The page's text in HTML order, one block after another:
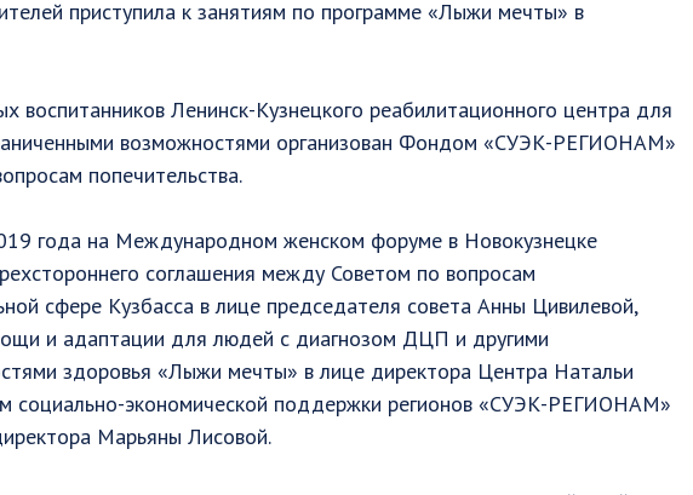
приступила к занятиям по программе «Лыжи мечты» в
воспитанников Ленинск-Кузнецкого реабилитационного центра для
возможностями организован Фондом «СУЭК-РЕГИОНАМ»
попечительства.
года на Международном женском форуме в Новокузнецке
соглашения между Советом по вопросам
сфере Кузбасса в лице председателя совета Анны Цивилевой,
и адаптации для людей с диагнозом ДЦП и другими
здоровья «Лыжи мечты» в лице директора Центра Натальи
социально-экономической поддержки регионов «СУЭК-РЕГИОНАМ»
Марьяны Лисовой.